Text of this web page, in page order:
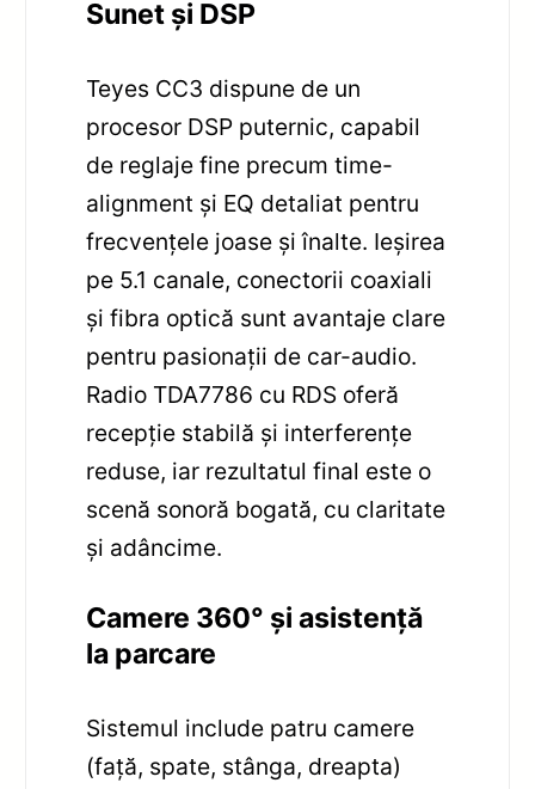
Sunet și DSP
Teyes CC3 dispune de un
procesor DSP puternic, capabil
de reglaje fine precum time-
alignment și EQ detaliat pentru
frecvențele joase și înalte. Ieșirea
pe 5.1 canale, conectorii coaxiali
și fibra optică sunt avantaje clare
pentru pasionații de car-audio.
Radio TDA7786 cu RDS oferă
recepție stabilă și interferențe
reduse, iar rezultatul final este o
scenă sonoră bogată, cu claritate
și adâncime.
Camere 360° și asistență
la parcare
Sistemul include patru camere
(față, spate, stânga, dreapta)